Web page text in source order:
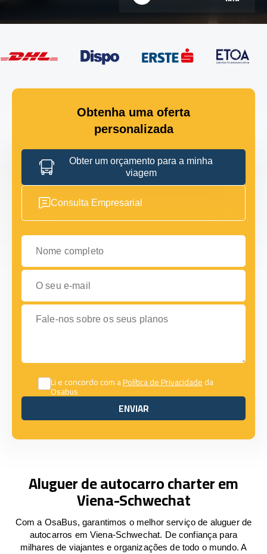
Obtenha uma oferta
personalizada
Obter um orçamento para a minha
viagem
Consulta Empresarial
Nome completo
O seu e-mail
Fale-nos sobre os seus planos
Li e concordo com aPolítica de Privacidadeda
Osabus
ENVIAR
ENVIAR
Aluguer de autocarro charter em
Viena-Schwechat
Com a OsaBus, garantimos o melhor serviço de aluguer de
autocarros em Viena-Schwechat. De confiança para
milhares de viajantes e organizações de todo o mundo. A